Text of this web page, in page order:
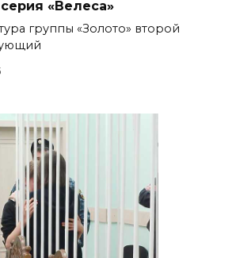
«Велеса»
группы «Золото» второй